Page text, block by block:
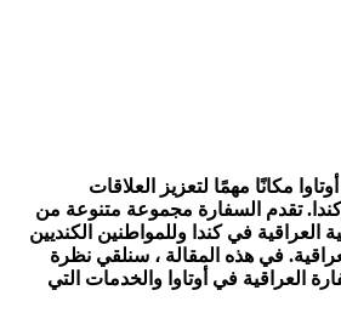
مكانًا مهمًا لتعزيز العلاقات
تقدم السفارة مجموعة متنوعة من
العراقية في كندا وللمواطنين الكنديين
في هذه المقالة ، سنلقي نظرة
العراقية في أوتاوا والخدمات التي